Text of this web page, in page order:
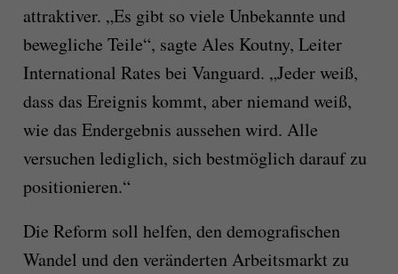
attraktiver. „Es gibt so viele Unbekannte und
bewegliche Teile“, sagte Ales Koutny, Leiter
International Rates bei Vanguard. „Jeder weiß,
dass das Ereignis kommt, aber niemand weiß,
wie das Endergebnis aussehen wird. Alle
versuchen lediglich, sich bestmöglich darauf zu
positionieren.“
Die Reform soll helfen, den demografischen
Wandel und den veränderten Arbeitsmarkt zu